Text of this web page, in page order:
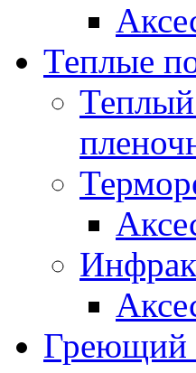
Теплые
Теплый
Греющий